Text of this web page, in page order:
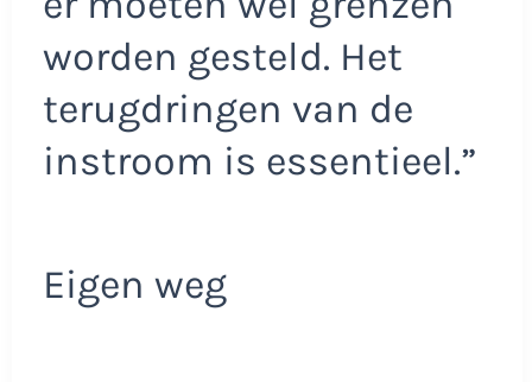
worden gesteld. Het
terugdringen van de
instroom is essentieel.”
Eigen weg